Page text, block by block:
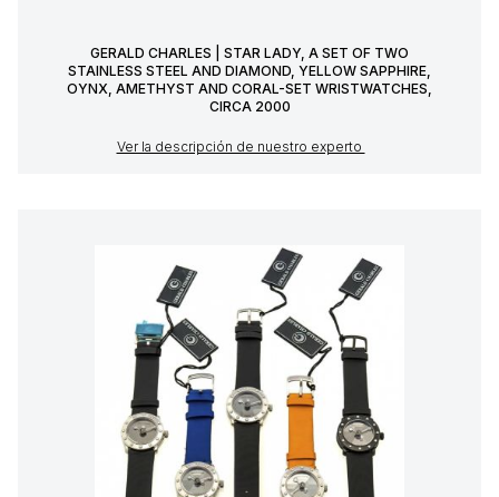
GERALD CHARLES | STAR LADY, A SET OF TWO
STAINLESS STEEL AND DIAMOND, YELLOW SAPPHIRE,
OYNX, AMETHYST AND CORAL-SET WRISTWATCHES,
CIRCA 2000
Ver la descripción de nuestro experto